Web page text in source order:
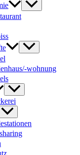
wohnung